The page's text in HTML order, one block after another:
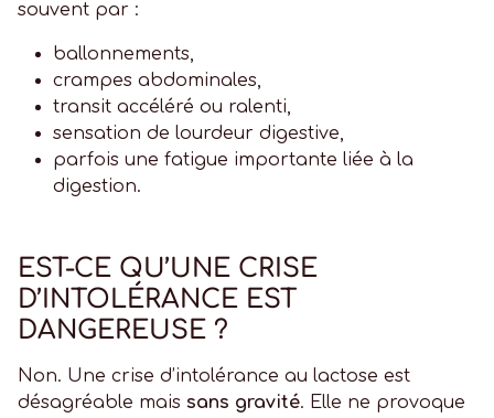
souvent par :
ballonnements,
crampes abdominales,
transit accéléré ou ralenti,
sensation de lourdeur digestive,
parfois une fatigue importante liée à la
digestion.
EST-CE QU’UNE CRISE
D’INTOLÉRANCE EST
DANGEREUSE ?
Non. Une crise d’intolérance au lactose est
désagréable mais sans gravité. Elle ne provoque